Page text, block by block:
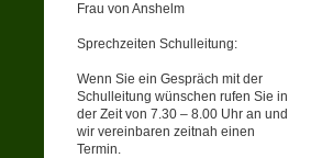
Frau von Anshelm
Sprechzeiten Schulleitung:
Wenn Sie ein Gespräch mit der
Schulleitung wünschen rufen Sie in
der Zeit von 7.30 – 8.00 Uhr an und
wir vereinbaren zeitnah einen
Termin.